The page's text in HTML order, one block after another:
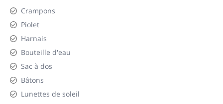
Crampons
Piolet
Harnais
Bouteille d'eau
Sac à dos
Bâtons
Lunettes de soleil